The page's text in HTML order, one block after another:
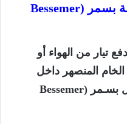
بسمر
(Bessemer
تيار من الهواء أو
المنصهر داخل
بسـمر (Bessemer